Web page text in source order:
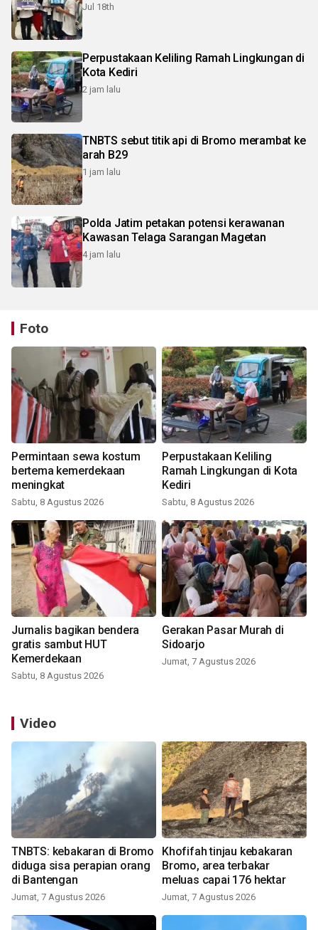
Jul 18th
Perpustakaan Keliling Ramah Lingkungan di
Kota Kediri
2 jam lalu
TNBTS sebut titik api di Bromo merambat ke
arah B29
1 jam lalu
Polda Jatim petakan potensi kerawanan
Kawasan Telaga Sarangan Magetan
4 jam lalu
Foto
Permintaan sewa kostum
bertema kemerdekaan
meningkat
Sabtu, 8 Agustus 2026
Perpustakaan Keliling
Ramah Lingkungan di Kota
Kediri
Sabtu, 8 Agustus 2026
Jurnalis bagikan bendera
gratis sambut HUT
Kemerdekaan
Sabtu, 8 Agustus 2026
Gerakan Pasar Murah di
Sidoarjo
Jumat, 7 Agustus 2026
Video
TNBTS: kebakaran di Bromo
diduga sisa perapian orang
di Bantengan
Jumat, 7 Agustus 2026
Khofifah tinjau kebakaran
Bromo, area terbakar
meluas capai 176 hektar
Jumat, 7 Agustus 2026